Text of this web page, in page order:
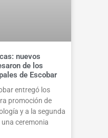
nuevos
de los
de Escobar
entregó los
promoción de
y a la segunda
ceremonia